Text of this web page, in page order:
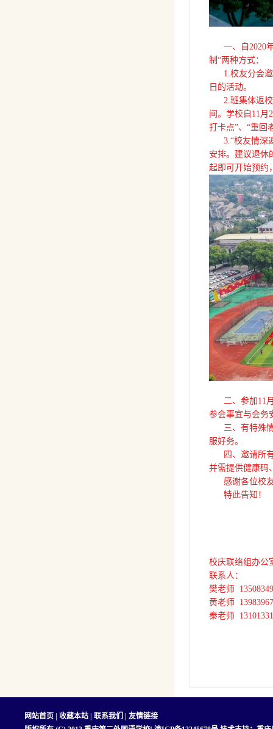
一、自2020年
制“两种方式：
1.校友分会邀
日的活动。
2.班集体返校
间。学校自11月
打卡点”、“重回
3.“校友情深返
安排。建议退休
起即可开始预约
二、参加11月
参会事宜与会务
三、有特殊情
服好务。
四、邀请所有
并需提供健康码
感谢各位校友
特此告知！
校庆联络组办公
联系人：
樊老师
黄老师
秦老师
网站首页 收藏本站 联系我们
友情链接